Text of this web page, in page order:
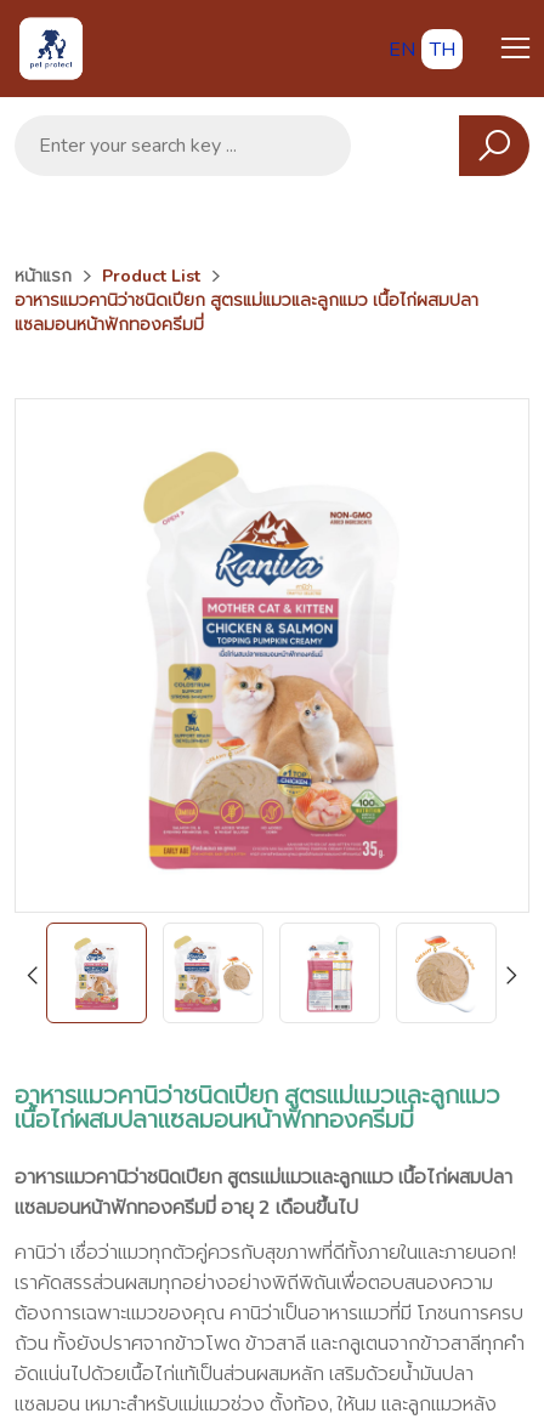
EN TH
หน้าแรก
Product List
อาหารแมวคานิว่าชนิดเปียก สูตรแม่แมวและลูกแมว เนื้อไก่ผสมปลา
แซลมอนหน้าฟักทองครีมมี่
อาหารแมวคานิว่าชนิดเปียก สูตรแม่แมวและลูกแมว
เนื้อไก่ผสมปลาแซลมอนหน้าฟักทองครีมมี่
อาหารแมวคานิว่าชนิดเปียก สูตรแม่แมวและลูกแมว เนื้อไก่ผสมปลา
แซลมอนหน้าฟักทองครีมมี่ อายุ 2 เดือนขึ้นไป
คานิว่า เชื่อว่าแมวทุกตัวคู่ควรกับสุขภาพที่ดีทั้งภายในและภายนอก!
เราคัดสรรส่วนผสมทุกอย่างอย่างพิถีพิถันเพื่อตอบสนองความ
ต้องการเฉพาะแมวของคุณ คานิว่าเป็นอาหารแมวที่มี โภชนการครบ
ถ้วน ทั้งยังปราศจากข้าวโพด ข้าวสาลี และกลูเตนจากข้าวสาลีทุกคำ
อัดแน่นไปด้วยเนื้อไก่แท้เป็นส่วนผสมหลัก เสริมด้วยน้ำมันปลา
แซลมอน เหมาะสำหรับแม่แมวช่วง ตั้งท้อง, ให้นม และลูกแมวหลัง